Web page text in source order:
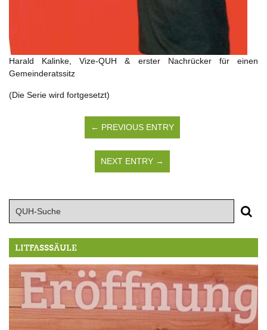
Harald Kalinke, Vize-QUH & erster Nachrücker für einen
Gemeinderatssitz
(Die Serie wird fortgesetzt)
← PREVIOUS ENTRY
NEXT ENTRY →
LITFASSSÄULE